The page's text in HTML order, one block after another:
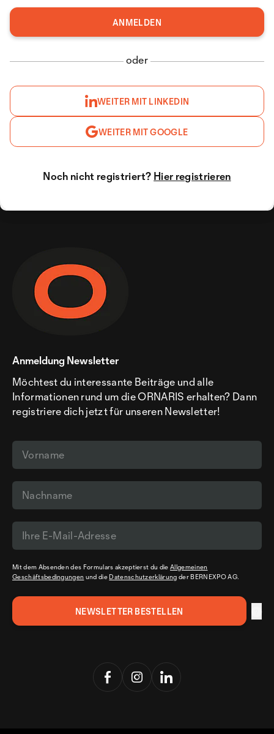
oder
WEITER MIT LINKEDIN
WEITER MIT GOOGLE
Noch nicht registriert? Hier registrieren
Anmeldung Newsletter
Möchtest du interessante Beiträge und alle
Informationen rund um die ORNARIS erhalten? Dann
registriere dich jetzt für unseren Newsletter!
Mit dem Absenden des Formulars akzeptierst du dieAllgemeinen
Geschäftsbedingungen und die Datenschutzerklärung der BERNEXPO AG.